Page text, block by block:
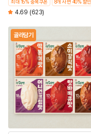
최대 15% 중복쿠폰 8개 사면 40% 할인
4.69 (623)
골라담기